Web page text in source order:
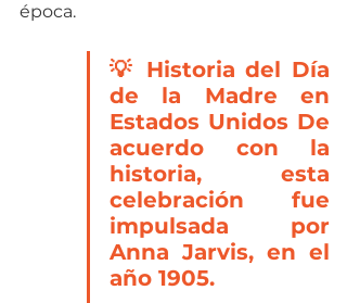
época.
💡 Historia del Día
de la Madre en
Estados Unidos De
acuerdo con la
historia, esta
celebración fue
impulsada por
Anna Jarvis, en el
año 1905.